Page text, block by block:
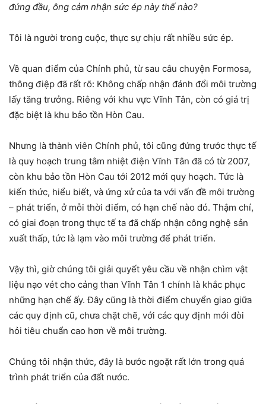
đứng đầu, ông cảm nhận sức ép này thế nào?
Tôi là người trong cuộc, thực sự chịu rất nhiều sức ép.
Về quan điểm của Chính phủ, từ sau câu chuyện Formosa,
thông điệp đã rất rõ: Không chấp nhận đánh đổi môi trường
lấy tăng trưởng. Riêng với khu vực Vĩnh Tân, còn có giá trị
đặc biệt là khu bảo tồn Hòn Cau.
Nhưng là thành viên Chính phủ, tôi cũng đứng trước thực tế
là quy hoạch trung tâm nhiệt điện Vĩnh Tân đã có từ 2007,
còn khu bảo tồn Hòn Cau tới 2012 mới quy hoạch. Tức là
kiến thức, hiểu biết, và ứng xử của ta với vấn đề môi trường
– phát triển, ở mỗi thời điểm, có hạn chế nào đó. Thậm chí,
có giai đoạn trong thực tế ta đã chấp nhận công nghệ sản
xuất thấp, tức là lạm vào môi trường để phát triển.
Vậy thì, giờ chúng tôi giải quyết yêu cầu về nhận chìm vật
liệu nạo vét cho cảng than Vĩnh Tân 1 chính là khắc phục
những hạn chế ấy. Đây cũng là thời điểm chuyển giao giữa
các quy định cũ, chưa chặt chẽ, với các quy định mới đòi
hỏi tiêu chuẩn cao hơn về môi trường.
Chúng tôi nhận thức, đây là bước ngoặt rất lớn trong quá
trình phát triển của đất nước.